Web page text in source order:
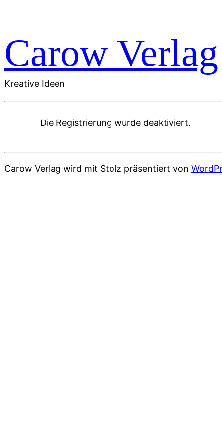
Carow Verlag
Kreative Ideen
Die Registrierung wurde deaktiviert.
Carow Verlag wird mit Stolz präsentiert von